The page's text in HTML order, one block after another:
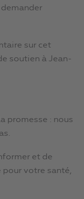
demander
sur cet
soutien à Jean-
promesse : nous
et de
votre santé,